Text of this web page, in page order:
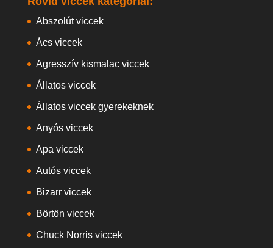
Abszolút viccek
Ács viccek
Agresszív kismalac viccek
Állatos viccek
Állatos viccek gyerekeknek
Anyós viccek
Apa viccek
Autós viccek
Bizarr viccek
Börtön viccek
Chuck Norris viccek